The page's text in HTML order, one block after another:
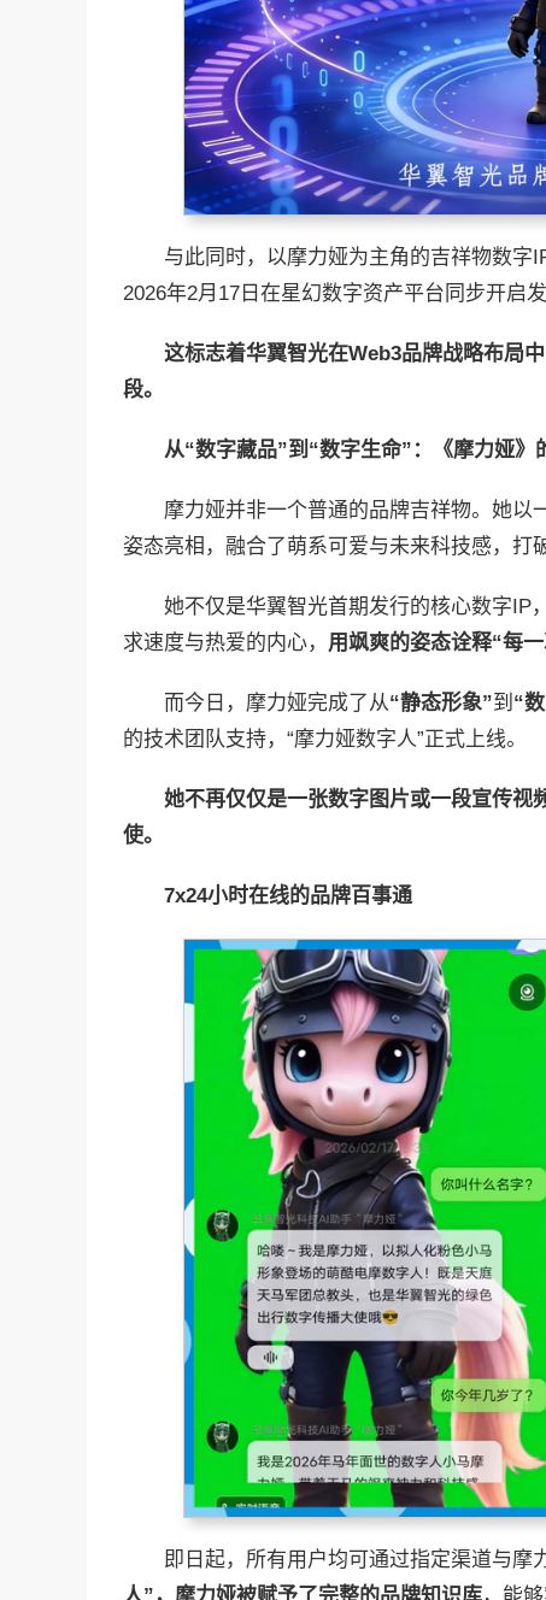
与此同时，以摩力娅为主角的吉祥物数字
2026年2月17日在星幻数字资产平台同步开启发
这标志着华翼智光在Web3品牌战略布局
段。
从“数字藏品”到“数字生命”： 《摩力娅》
摩力娅并非一个普通的品牌吉祥物。她以
姿态亮相，融合了萌系可爱与未来科技感，打
她不仅是华翼智光首期发行的核心数字
求速度与热爱的内心， 用飒爽的姿态诠释“每
而今日，摩力娅完成了从“静态形象”到 “
的技术团队支持，“摩力娅数字人”正式上线。
她不再仅仅是一张数字图片或一段宣传视
使。
7x24小时在线的品牌百事通
即日起，所有用户均可通过指定渠道与摩